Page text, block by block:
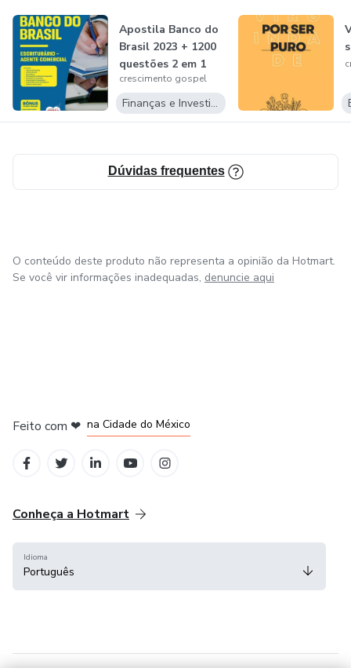
Apostila Banco do
Brasil 2023 + 1200
questões 2 em 1
crescimento gospel
Finanças e Investimentos
Dúvidas frequentes
O conteúdo deste produto não representa a opinião da Hotmart.
Se você vir informações inadequadas, denuncie aqui
Feito com ❤ na Cidade do México
Conheça a Hotmart
Idioma
Português